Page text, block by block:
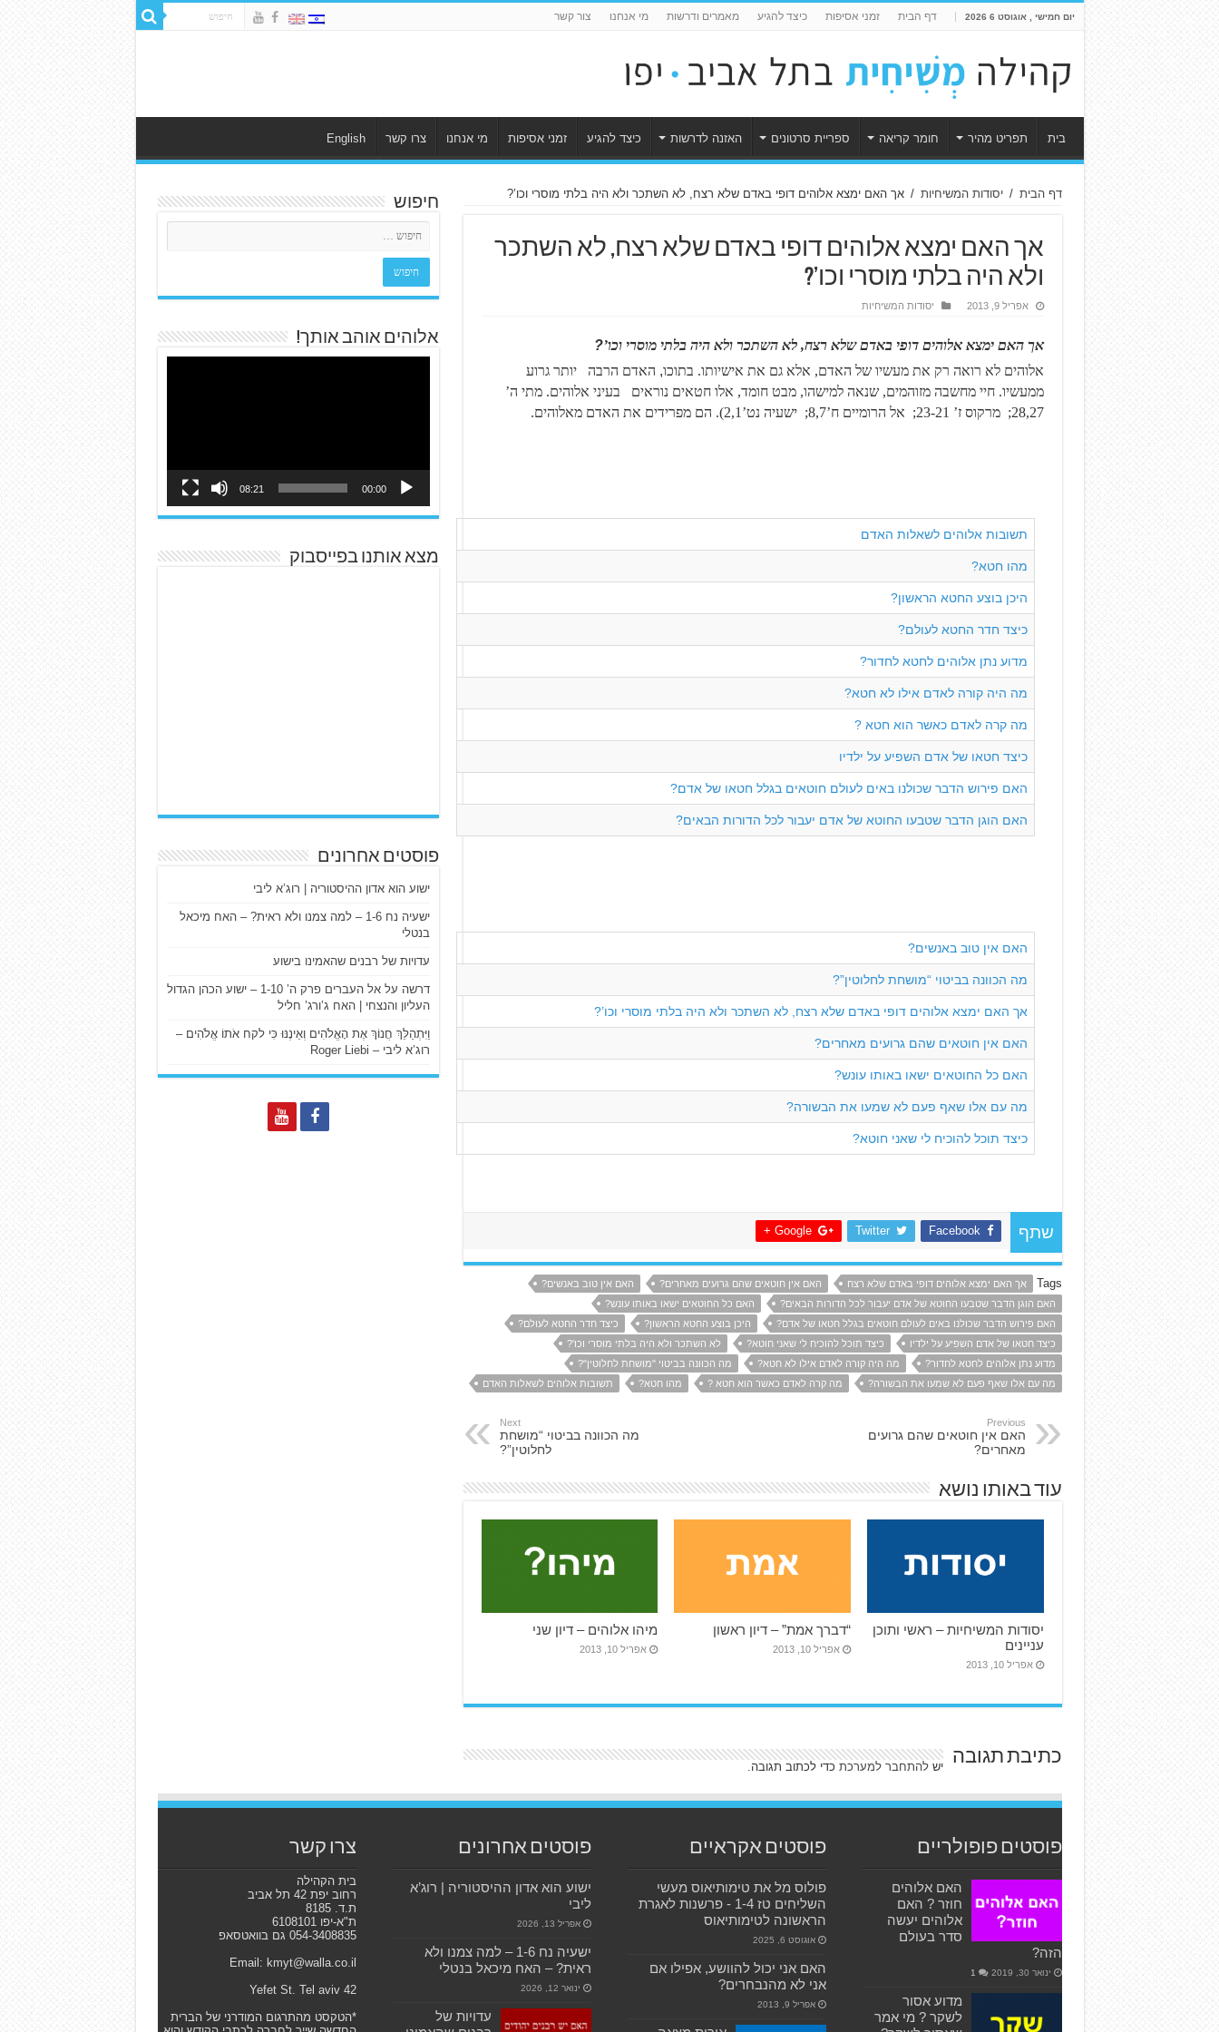
יום חמישי , אוגוסט 6 2026 דף הבית זמני אסיפות כיצד להגיע מאמרים ודרשות מי אנחנו צור קשר
בית תפריט מהיר חומר קריאה ספריית סרטונים האזנה לדרשות כיצד להגיע זמני אסיפות מי אנחנו צרו קשר English
דף הבית / יסודות המשיחיות / אך האם ימצא אלוהים דופי באדם שלא רצח, לא השתכר ולא היה בלתי מוסרי וכו’?
אך האם ימצא אלוהים דופי באדם שלא רצח, לא השתכר
ולא היה בלתי מוסרי וכו’?
אפריל 9, 2013 יסודות המשיחיות
אך האם ימצא אלוהים דופי באדם שלא רצח, לא השתכר ולא היה בלתי מוסרי וכו’?
אלוהים לא רואה רק את מעשיו של האדם, אלא גם את אישיותו. בתוכו, האדם הרבה יותר גרוע
ממעשיו. חיי מחשבה מזוהמים, שנאה למישהו, מבט חומד, אלו חטאים נוראים בעיני אלוהים. מתי ה’
28,27; מרקוס ז’ 23-21; אל הרומיים ח’8,7; ישעיה נט’2,1). הם מפרידים את האדם מאלוהים.
תשובות אלוהים לשאלות האדם
מהו חטא?
היכן בוצע החטא הראשון?
כיצד חדר החטא לעולם?
מדוע נתן אלוהים לחטא לחדור?
מה היה קורה לאדם אילו לא חטא?
מה קרה לאדם כאשר הוא חטא ?
כיצד חטאו של אדם השפיע על ילדיו
האם פירוש הדבר שכולנו באים לעולם חוטאים בגלל חטאו של אדם?
האם הוגן הדבר שטבעו החוטא של אדם יעבור לכל הדורות הבאים?
האם אין טוב באנשים?
מה הכוונה בביטוי “מושחת לחלוטין”?
אך האם ימצא אלוהים דופי באדם שלא רצח, לא השתכר ולא היה בלתי מוסרי וכו’?
האם אין חוטאים שהם גרועים מאחרים?
האם כל החוטאים ישאו באותו עונש?
מה עם אלו שאף פעם לא שמעו את הבשורה?
כיצד תוכל להוכיח לי שאני חוטא?
שתף Facebook
Twitter
Google +
Tags אך האם ימצא אלוהים דופי באדם שלא רצח האם אין חוטאים שהם גרועים מאחרים?
האם אין טוב באנשים?
האם הוגן הדבר שטבעו החוטא של אדם יעבור לכל הדורות הבאים?
האם כל החוטאים ישאו באותו עונש?
האם פירוש הדבר שכולנו באים לעולם חוטאים בגלל חטאו של אדם?
היכן בוצע החטא הראשון?
כיצד חדר החטא לעולם?
כיצד חטאו של אדם השפיע על ילדיו
כיצד תוכל להוכיח לי שאני חוטא?
לא השתכר ולא היה בלתי מוסרי וכו'?
מדוע נתן אלוהים לחטא לחדור?
מה היה קורה לאדם אילו לא חטא?
מה הכוונה בביטוי "מושחת לחלוטין"?
מה עם אלו שאף פעם לא שמעו את הבשורה?
מה קרה לאדם כאשר הוא חטא ? מהו חטא? תשובות אלוהים לשאלות האדם
Previous
האם אין חוטאים שהם גרועים
מאחרים?
Next
מה הכוונה בביטוי “מושחת
לחלוטין”?
עוד באותו נושא
יסודות המשיחיות – ראשי ותוכן
עניינים
אפריל 10, 2013
“דברך אמת” – דיון ראשון
אפריל 10, 2013
מיהו אלוהים – דיון שני
אפריל 10, 2013
כתיבת תגובה ישלהתחבר למערכת כדי לכתוב תגובה.
חיפוש
אלוהים אוהב אותך!
00:00
08:21
מצא אותנו בפייסבוק
פוסטים אחרונים
ישוע הוא אדון ההיסטוריה | רוג’א ליבי
ישעיה נח 1-6 – למה צמנו ולא ראית? – האח מיכאל
בנטלי
עדויות של רבנים שהאמינו בישוע
דרשה על אל העברים פרק ה’ 1-10 – ישוע הכהן הגדול
העליון והנצחי | האח ג’ורג’ חליל
וַיִּתְהַלֵּךְ חֲנוֹךְ אֶת הָאֱלֹהִים וְאֵינֶנּוּ כִּי לקח אֹתוֹ אֱלֹהִים –
רוג’א ליבי – Roger Liebi
פוסטים פופולריים
האם אלוהים
חוזר ? האם
אלוהים יעשה
סדר בעולם
הזה?
ינואר 30, 2019 1
מדוע אסור
לשקר ? מי אמר
פוסטים אקראיים
פולוס מל את טימותיאוס מעשי
השליחים טז 1-4 ‫- פרשנות לאגרת
הראשונה לטימותיאוס
אוגוסט 6, 2025
האם אני יכול להוושע, אפילו אם
אני לא מהנבחרים?
אפריל 9, 2013
פוסטים אחרונים
ישוע הוא אדון ההיסטוריה | רוג’א
ליבי
אפריל 13, 2026
ישעיה נח 1-6 – למה צמנו ולא
ראית? – האח מיכאל בנטלי
ינואר 12, 2026
עדויות של
צרו קשר
בית הקהילה
רחוב יפת 42 תל אביב
ת.ד. 8185
ת"א-יפו 6108101
054-3408835 גם בוואטסאפ
Email: kmyt@walla.co.il
42 Yefet St. Tel aviv
*הטקסט מהתרגום המודרני של הברית